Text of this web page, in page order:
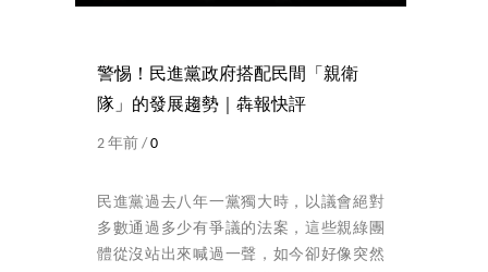
警惕！民進黨政府搭配民間「親衛
隊」的發展趨勢｜犇報快評
2 年前 / 0
民進黨過去八年一黨獨大時，以議會絕對
多數通過多少有爭議的法案，這些親綠團
體從沒站出來喊過一聲，如今卻好像突然